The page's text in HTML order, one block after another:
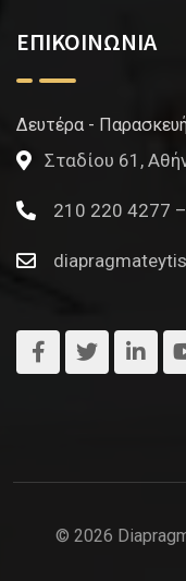
ΕΠΙΚΟΙΝΩΝΙΑ
Δευτέρα -
Σταδίου 61,
210 220 4277
© 2026